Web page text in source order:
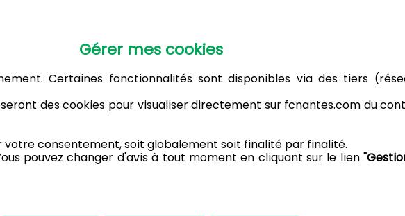
Gérer mes cookies
Certaines fonctionnalités sont disponibles via des tiers
des cookies pour visualiser directement sur fcnantes.com du
consentement, soit globalement soit finalité par finalité.
pouvez changer d'avis à tout moment en cliquant sur le lien